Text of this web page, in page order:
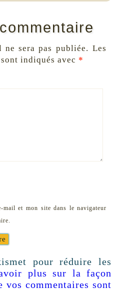
ne sera pas publiée. Les
indiqués avec *
mail et mon site dans le navigateur
pour réduire les
plus sur la façon
vos commentaires sont